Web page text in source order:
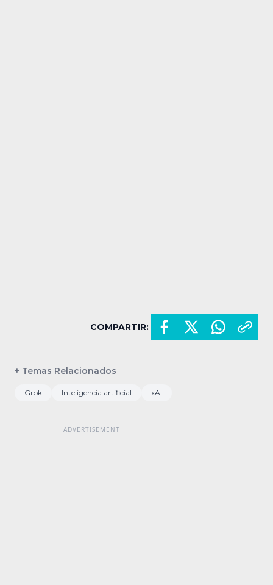
COMPARTIR:
+ Temas Relacionados
Grok Inteligencia artificial xAI